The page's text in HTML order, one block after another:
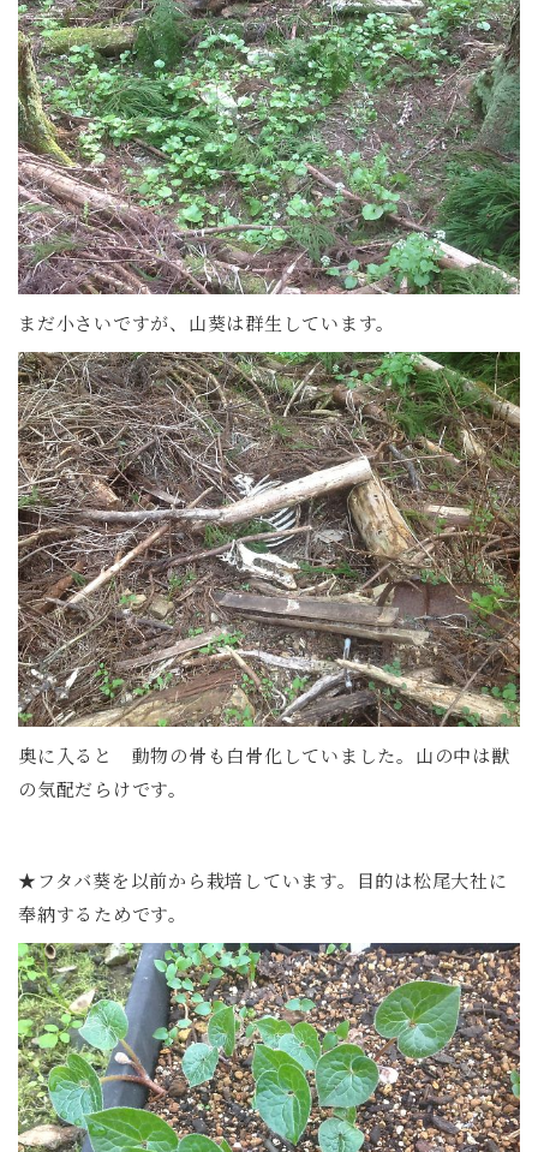
まだ小さいですが、山葵は群生しています。
奥に入ると 動物の骨も白骨化していました。山の中は獣
の気配だらけです。
★フタバ葵を以前から栽培しています。目的は松尾大社に
奉納するためです。